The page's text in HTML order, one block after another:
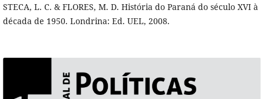
STECA, L. C. & FLORES, M. D. História do Paraná do século XVI à
década de 1950. Londrina: Ed. UEL, 2008.